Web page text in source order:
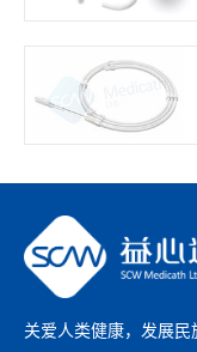
关爱人类健康，发展